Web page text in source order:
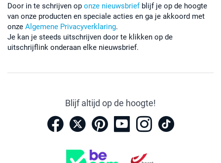
Door in te schrijven op onze nieuwsbriefblijf je op de hoogte
van onze producten en speciale acties en ga je akkoord met
onze Algemene Privacyverklaring.
Je kan je steeds uitschrijven door te klikken op de
uitschrijflink onderaan elke nieuwsbrief.
Blijf altijd op de hoogte!